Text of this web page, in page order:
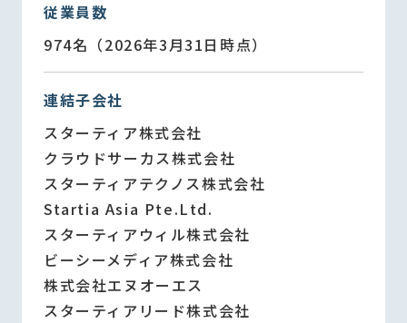
従業員数
974名（2026年3月31日時点）
連結子会社
スターティア株式会社
クラウドサーカス株式会社
スターティアテクノス株式会社
Startia Asia Pte.Ltd.
スターティアウィル株式会社
ビーシーメディア株式会社
株式会社エヌオーエス
スターティアリード株式会社